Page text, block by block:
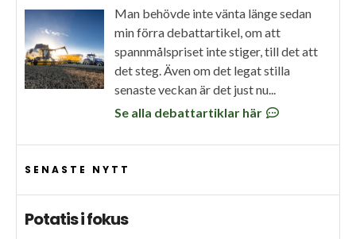
Man behövde inte vänta länge sedan
min förra debattartikel, om att
spannmålspriset inte stiger, till det att
det steg. Även om det legat stilla
senaste veckan är det just nu...
Se alla debattartiklar här
SENASTE NYTT
Potatis i fokus